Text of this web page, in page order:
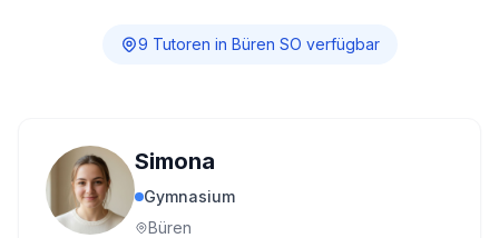
9 Tutoren in Büren SO verfügbar
Simona
Gymnasium
Büren